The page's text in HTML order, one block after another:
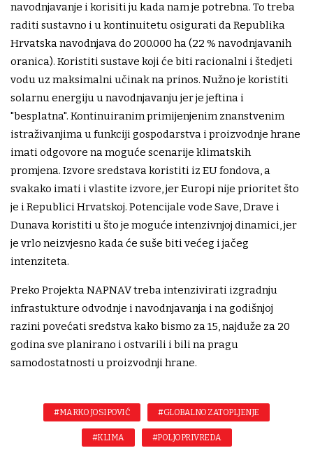
navodnjavanje i korisiti ju kada nam je potrebna. To treba
raditi sustavno i u kontinuitetu osigurati da Republika
Hrvatska navodnjava do 200.000 ha (22 % navodnjavanih
oranica). Koristiti sustave koji će biti racionalni i štedjeti
vodu uz maksimalni učinak na prinos. Nužno je koristiti
solarnu energiju u navodnjavanju jer je jeftina i
"besplatna". Kontinuiranim primijenjenim znanstvenim
istraživanjima u funkciji gospodarstva i proizvodnje hrane
imati odgovore na moguće scenarije klimatskih
promjena. Izvore sredstava koristiti iz EU fondova, a
svakako imati i vlastite izvore, jer Europi nije prioritet što
je i Republici Hrvatskoj. Potencijale vode Save, Drave i
Dunava koristiti u što je moguće intenzivnjoj dinamici, jer
je vrlo neizvjesno kada će suše biti većeg i jačeg
intenziteta.
Preko Projekta NAPNAV treba intenzivirati izgradnju
infrastukture odvodnje i navodnjavanja i na godišnjoj
razini povećati sredstva kako bismo za 15, najduže za 20
godina sve planirano i ostvarili i bili na pragu
samodostatnosti u proizvodnji hrane.
#MARKO JOSIPOVIĆ #GLOBALNO ZATOPLJENJE
#KLIMA #POLJOPRIVREDA